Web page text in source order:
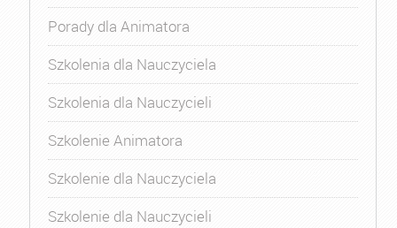
Porady dla Animatora
Szkolenia dla Nauczyciela
Szkolenia dla Nauczycieli
Szkolenie Animatora
Szkolenie dla Nauczyciela
Szkolenie dla Nauczycieli